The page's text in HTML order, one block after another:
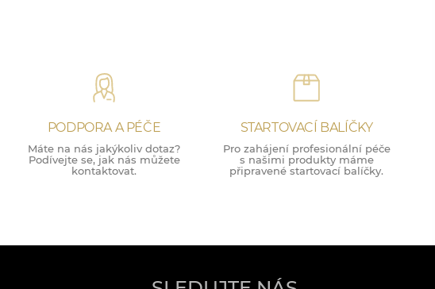
PODPORA A PÉČE
Máte na nás jakýkoliv dotaz?
Podívejte se, jak nás můžete
kontaktovat.
STARTOVACÍ BALÍČKY
Pro zahájení profesionální péče
s našimi produkty máme
připravené startovací balíčky.